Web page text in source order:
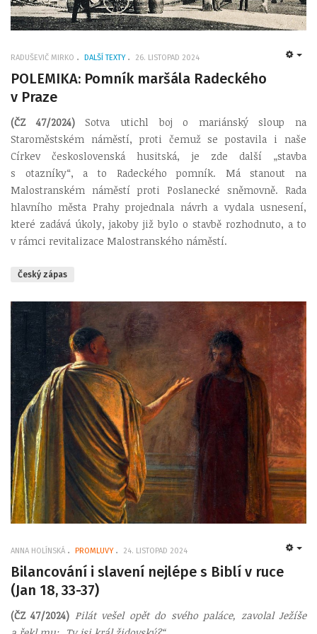
RADUŠEVIČ MIRKO DALŠÍ TEXTY 26. LISTOPAD 2024
POLEMIKA: Pomník maršála Radeckého
v Praze
(ČZ 47/2024)Sotva utichl boj o mariánský sloup na
Staroměstském náměstí, proti čemuž se postavila i naše
Církev československá husitská, je zde další „stavba
s otazníky“, a to Radeckého pomník. Má stanout na
Malostranském náměstí proti Poslanecké sněmovně. Rada
hlavního města Prahy projednala návrh a vydala usnesení,
které zadává úkoly, jakoby již bylo o stavbě rozhodnuto, a to
v rámci revitalizace Malostranského náměstí.
Český zápas
ANNA HOLÍNSKÁ PROMLUVY 24. LISTOPAD 2024
Bilancování i slavení nejlépe s Biblí v ruce
(Jan 18, 33-37)
(ČZ 47/2024) Pilát vešel opět do svého paláce, zavolal Ježíše